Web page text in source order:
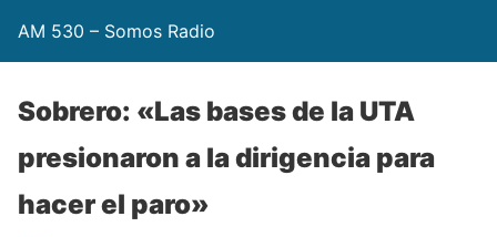
AM 530 – Somos Radio
Sobrero: «Las bases de la UTA
presionaron a la dirigencia para
hacer el paro»